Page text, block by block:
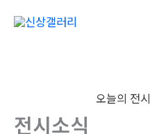
오늘의 전시
전시소식